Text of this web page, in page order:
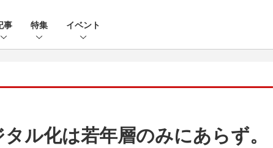
事 特集 イベント
ル化は若年層のみにあらず。